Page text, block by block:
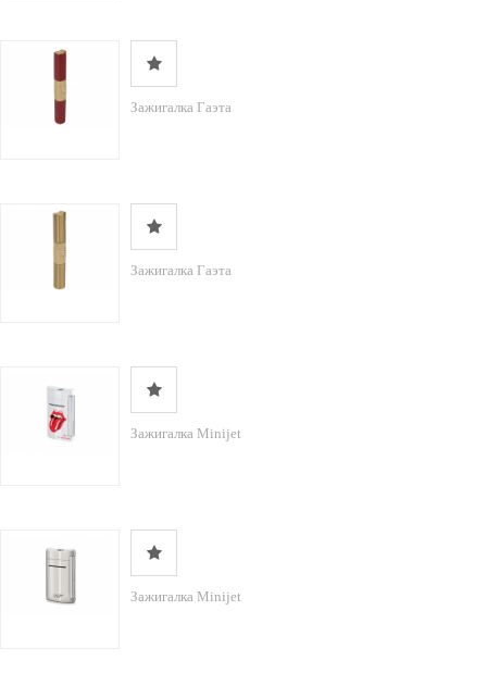
Зажигалка Гаэта
Зажигалка Гаэта
Зажигалка Minijet
Зажигалка Minijet